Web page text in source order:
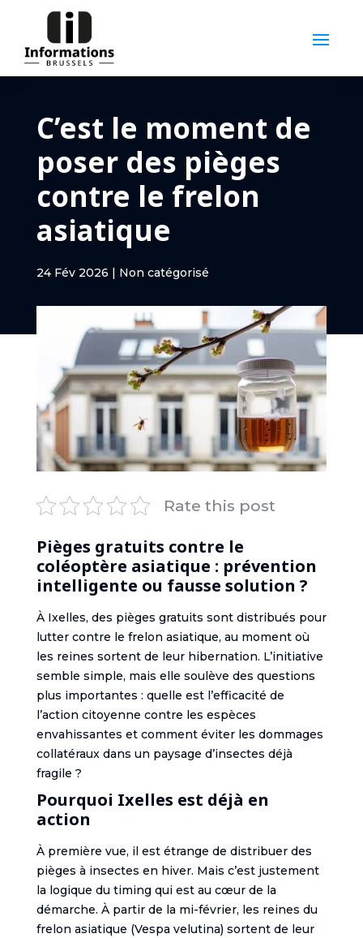
C’est le moment de
poser des pièges
contre le frelon
asiatique
24 Fév 2026 | Non catégorisé
Rate this post
Pièges gratuits contre le
coléoptère asiatique : prévention
intelligente ou fausse solution ?
À Ixelles, des pièges gratuits sont distribués pour
lutter contre le frelon asiatique, au moment où
les reines sortent de leur hibernation. L’initiative
semble simple, mais elle soulève des questions
plus importantes : quelle est l’efficacité de
l’action citoyenne contre les espèces
envahissantes et comment éviter les dommages
collatéraux dans un paysage d’insectes déjà
fragile ?
Pourquoi Ixelles est déjà en
action
À première vue, il est étrange de distribuer des
pièges à insectes en hiver. Mais c’est justement
la logique du timing qui est au cœur de la
démarche. À partir de la mi-février, les reines du
frelon asiatique (Vespa velutina) sortent de leur